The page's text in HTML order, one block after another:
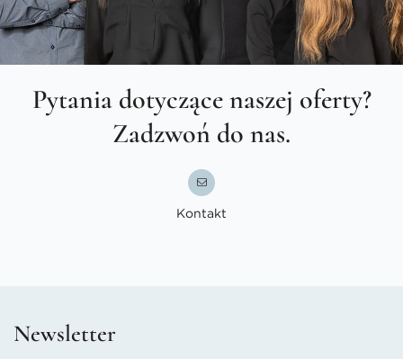
Pytania dotyczące naszej oferty?
Zadzwoń do nas.
Kontakt
Newsletter